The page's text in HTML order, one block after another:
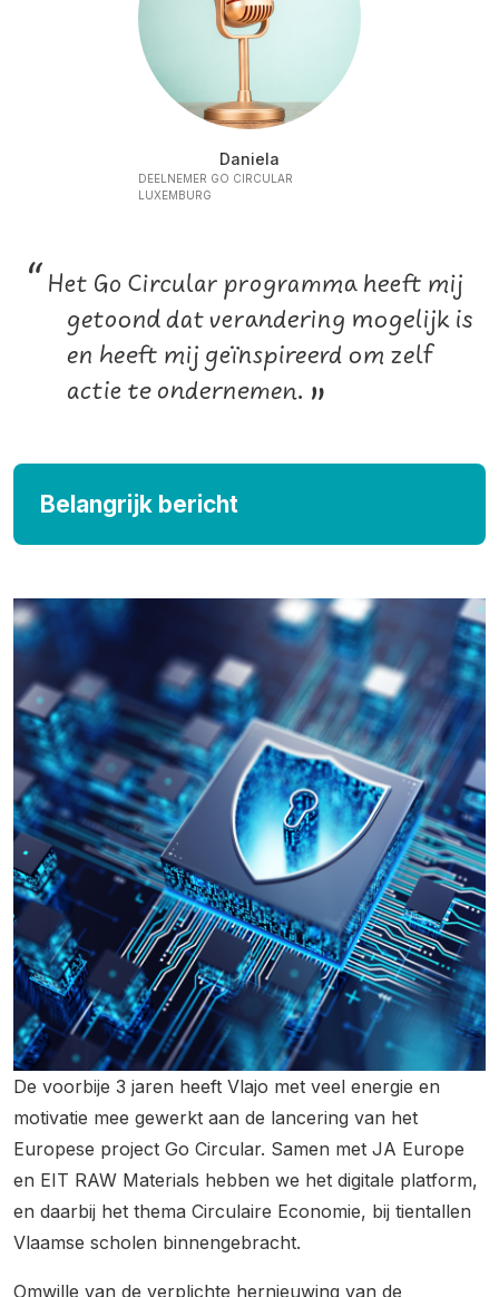
Daniela
DEELNEMER GO CIRCULAR
LUXEMBURG
“ Het Go Circular programma heeft mij
getoond dat verandering mogelijk is
en heeft mij geïnspireerd om zelf
actie te ondernemen. ”
Belangrijk bericht
De voorbije 3 jaren heeft Vlajo met veel energie en
motivatie mee gewerkt aan de lancering van het
Europese project Go Circular. Samen met JA Europe
en EIT RAW Materials hebben we het digitale platform,
en daarbij het thema Circulaire Economie, bij tientallen
Vlaamse scholen binnengebracht.
Omwille van de verplichte hernieuwing van de